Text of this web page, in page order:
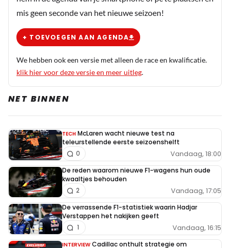
mis geen seconde van het nieuwe seizoen!
+ TOEVOEGEN AAN AGENDA
We hebben ook een versie met alleen de race en kwalificatie.
klik hier voor deze versie en meer uitleg.
NET BINNEN
TECH McLaren wacht nieuwe test na
teleurstellende eerste seizoenshelft
Vandaag, 18:00
0
De reden waarom nieuwe F1-wagens hun oude
kwaaltjes behouden
Vandaag, 17:05
2
De verrassende F1-statistiek waarin Hadjar
Verstappen het nakijken geeft
Vandaag, 16:15
1
INTERVIEW Cadillac onthult strategie om